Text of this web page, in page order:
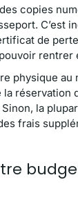
copies
C’est
de
rentrer
physique
la réservation
la
frais